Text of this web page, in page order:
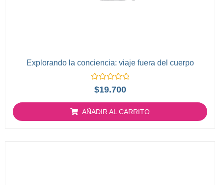
Explorando la conciencia: viaje fuera del cuerpo
Valorado
con
5
$19.700
AÑADIR AL CARRITO